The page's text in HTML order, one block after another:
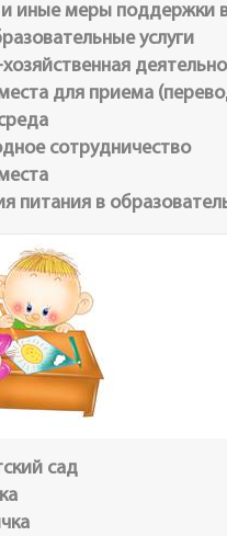
иные меры поддержки
услуги
для приема
сотрудничество
питания в
сад